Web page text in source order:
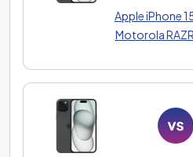
Apple iPhone
Motorola